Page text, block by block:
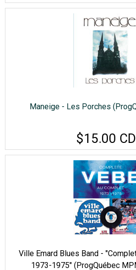
Maneige - Les Porches
$15.00
Ville Emard Blues Band -
1973-1975" (ProgQuébec